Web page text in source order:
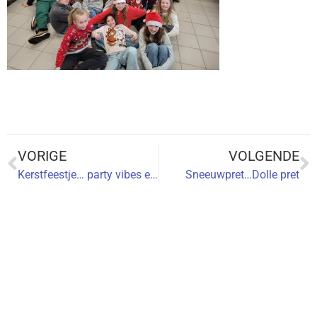
VORIGE
Kerstfeestje… party vibes en scherven die geluk brengen 🎄✨
VOLGENDE
Sneeuwpret…Dolle pret